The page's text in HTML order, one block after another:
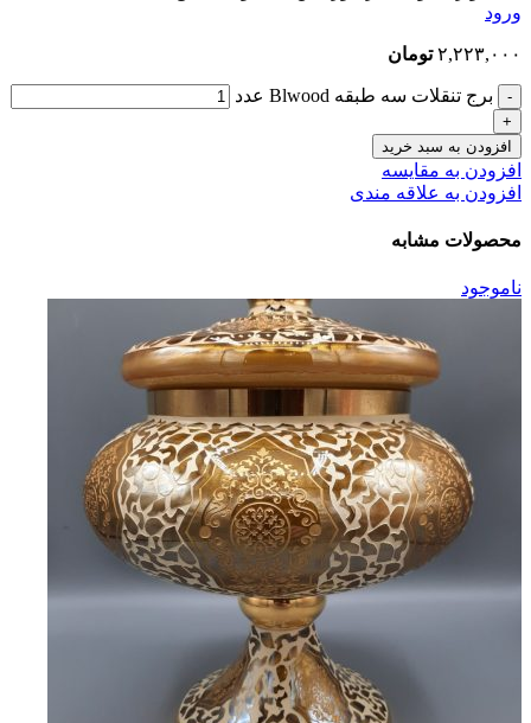
ورود
۲,۲۲۳,۰۰۰ تومان
برج تنقلات سه طبقه Blwood عدد
افزودن به سبد خرید
افزودن به مقایسه
افزودن به علاقه مندی
محصولات مشابه
ناموجود